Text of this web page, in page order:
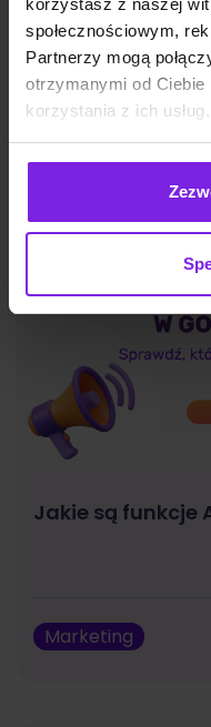
korzystasz z naszej
społecznościowym,
Partnerzy mogą
otrzymanymi od
korzystania z ich usług.
SEO
Jakie są funkcje
Marketing